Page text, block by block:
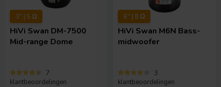
3" | 5 Ω
HiVi Swan DM-7500
Mid-range Dome
7
klantbeoordelingen
6" | 8 Ω
HiVi Swan M6N Bass-
midwoofer
3
klantbeoordelingen